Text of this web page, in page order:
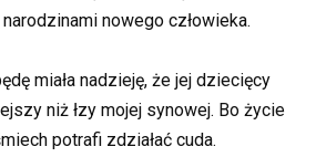
nowego człowieka.
miała nadzieję, że jej dziecięcy
niż łzy mojej synowej. Bo życie
potrafi zdziałać cuda.